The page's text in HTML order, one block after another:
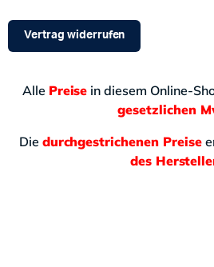
Vertrag widerrufen
Alle Preise in diesem Online-
gesetzlichen
Die durchgestrichenen Preise
des